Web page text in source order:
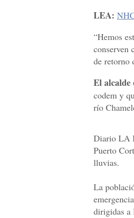
LEA:
“Hemos
conserven
de retorno
El
codem y
río
Diario LA
Puerto
lluvias.
La
dirigidas a